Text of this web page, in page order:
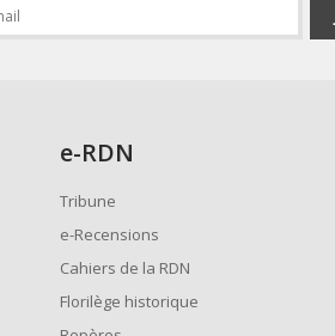
e-RDN
Tribune
e-Recensions
Cahiers de la RDN
Florilège historique